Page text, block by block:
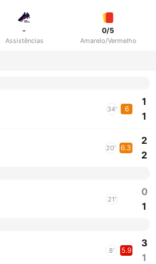
-
Assistências
0/5
Amarelo/Vermelho
34' 6
1
1
20' 6.3
2
2
21'
0
1
8' 5.9
3
1